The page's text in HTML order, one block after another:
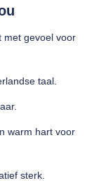
met gevoel voor
taal.
warm hart voor
sterk.